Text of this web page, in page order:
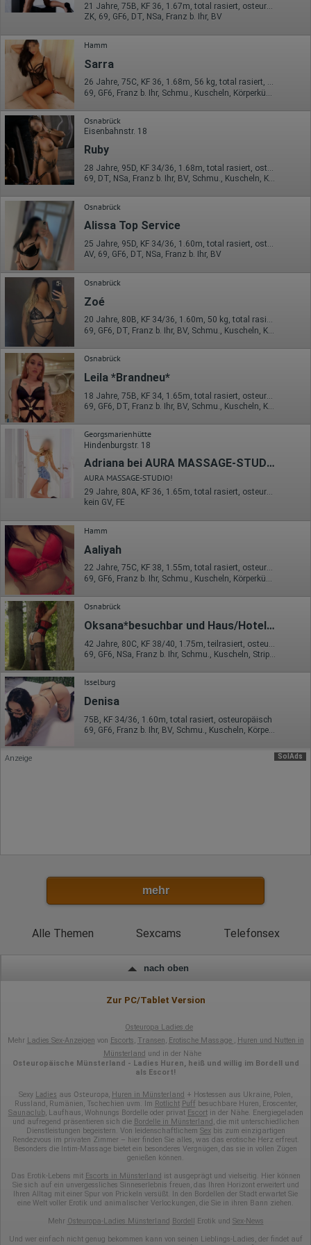
Erhobene Daten:
Die erzeugten Informationen über die Benutzung unserer
werden übertragen und gespeichert. Dabei können aus den
verarbeiteten Daten pseudonyme Nutzungsprofile der Nutzer
erstellt werden. Diese Informationen wird Google gegebenenfalls
auch an Dritte übertragen, sofern dies gesetzlich
vorgeschrieben wird oder, soweit Dritte diese Daten im Auftrag
von Google verarbeiten. Die IP-Adresse der Nutzer wird von
Google innerhalb von Mitgliedstaaten der Europäischen Union
oder in anderen Vertragsstaaten des Abkommens über den
Europäischen Wirtschaftsraum gekürzt, dies bedeutet, dass alle
Daten anonym erhoben werden. Nur in Ausnahmefällen wird die
volle IP-Adresse an einen Server von Google in den USA
übertragen und dort gekürzt. Die von dem Browser des Nutzers
übermittelte IP-Adresse wird nicht mit anderen Daten von Google
zusammengeführt.
Erhobene Informationen zum Besucherverhalten sind folgende:
Herkunft (Land und Stadt)
Sprache
Betriebssystem
Gerät (PC, Tablet-PC oder Smartphone)
Browser und alle verwendeten Add-ons
Auflösung des Computers
Besucherquelle (Facebook, Suchmaschine oder
verweisende Webseite)
Welche Dateien wurden heruntergeladen?
Welche Videos angeschaut?
Wurden Werbebanner angeklickt?
Wohin ging der Besucher? Klickte er auf weitere Seiten des
Portals oder hat er sie komplett verlassen?
Wie lange blieb der Besucher?
Ort der Verarbeitung:
Europäische Union & USA
Hotjar
Wir nutzen Hotjar als Webanalysedient. Es wird verwendet, um
Daten über das Benutzerverhalten zu sammeln. Hotjar kann
auch im Rahmen von Umfragen und Feedbackfunktionen, die
auf unserer Website eingebunden sind, von Ihnen bereitgestellte
Informationen verarbeiten.
Hotjar Limited, Malta
Erhobene Daten:
Datum und Uhrzeit des Besuchs
Gerätetyp
Geografischer Standort
IP-Adresse
Mausbewegungen
Besuchte Seiten
Referrer URL
Bildschirmauflösung
Eindeutige Gerätekennung
Sprachinformationen
Gerätebestriebssystem
Browser-Typ
Klicks
Domain-Name
Eindeutige Benutzerkennung
Antworten auf Umfragen
Ort der Verarbeitung:
Europäische Union
21 Jahre, 75B, KF 36, 1.67m, total rasiert, osteuropäisch
ZK, 69, GF6, DT, NSa, Franz b. Ihr, BV
Hamm
Sarra
26 Jahre, 75C, KF 36, 1.68m, 56 kg, total rasiert, osteuropäisch
Osnabrück
Eisenbahnstr. 18
Ruby
69, DT, NSa, Franz b. Ihr, BV, Schmu., Kuscheln, Körperküs.
Osnabrück
Alissa Top Service
25 Jahre, 95D, KF 34/36, 1.60m, total rasiert, osteuropäisch
AV, 69, GF6, DT, NSa, Franz b. Ihr, BV
Osnabrück
Zoé
20 Jahre, 80B, KF 34/36, 1.60m, 50 kg, total rasiert, osteuropäisch
Osnabrück
Leila *Brandneu*
69, GF6, DT, Franz b. Ihr, BV, Schmu., Kuscheln, Körperküs.
Georgsmarienhütte
Hindenburgstr. 18
Adriana bei AURA MASSAGE-STUDIO!
AURA MASSAGE-STUDIO!
29 Jahre, 80A, KF 36, 1.65m, total rasiert, osteuropäisch
kein GV, FE
Hamm
Aaliyah
22 Jahre, 75C, KF 38, 1.55m, total rasiert, osteuropäisch
Osnabrück
Oksana*besuchbar und Haus/Hotelbesuche*
69, GF6, NSa, Franz b. Ihr, Schmu., Kuscheln, Strip, RS
Isselburg
Denisa
75B, KF 34/36, 1.60m, total rasiert, osteuropäisch
69, GF6, Franz b. Ihr, BV, Schmu., Kuscheln, Körperküs., EL
SolAds
Anzeige
mehr
Alle Themen Sexcams Telefonsex
nach oben
Zur PC/Tablet Version
Osteuropa Ladies.de
Mehr Ladies Sex-Anzeigen von Escorts, Transen, Erotische Massage , Huren und Nutten in
Münsterland und in der Nähe
Osteuropäische Münsterland - Ladies Huren, heiß und willig im Bordell und
als Escort!
Sexy Ladies aus Osteuropa, Huren in Münsterland + Hostessen aus Ukraine, Polen,
Russland, Rumänien, Tschechien uvm. Im Rotlicht Puff besuchbare Huren, Eroscenter,
Saunaclub, Laufhaus, Wohnungs Bordelle oder privat Escortin der Nähe. Energiegeladen
und aufregend präsentieren sich die Bordelle in Münsterland, die mit unterschiedlichen
Dienstleistungen begeistern. Von leidenschaftlichem Sexbis zum einzigartigen
Rendezvous im privaten Zimmer – hier finden Sie alles, was das erotische Herz erfreut.
Besonders die Intim-Massage bietet ein besonderes Vergnügen, das sie in vollen Zügen
genießen können.
Das Erotik-Lebens mit Escorts in Münsterland ist ausgeprägt und vielseitig. Hier können
Sie sich auf ein unvergessliches Sinneserlebnis freuen, das Ihren Horizont erweitert und
Ihren Alltag mit einer Spur von Prickeln versüßt. In den Bordellen der Stadt erwartet Sie
eine Welt voller Erotik und animalischer Verlockungen, die Sie in ihren Bann ziehen.
Mehr Osteuropa-Ladies Münsterland Bordell Erotik und Sex-News
Und wer einfach nicht genug bekommen kann von seinen Lieblings-Ladies, der findet auf